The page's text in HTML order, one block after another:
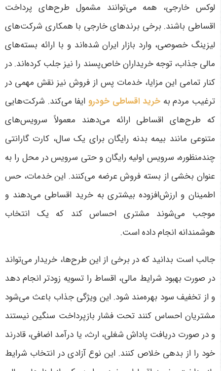
لوکس خارجی، همه می‌توانند مشمول طرح‌های پرداخت
اقساطی باشند. برخی برندهای خارجی با همکاری شرکت‌های
لیزینگ خصوصی، وارد بازار ایران شده‌اند و با ارائه بسته‌های
مالی جذاب، توجه خریداران خاص‌پسند را نیز جلب کرده‌اند. در
کنار تمامی این مزایا، خدمات پس از فروش نیز نقش مهمی در
ترغیب مردم به خرید اقساطی خودرو ایفا می‌کند. شرکت‌هایی
که طرح‌های اقساطی ارائه می‌دهند معمولاً سرویس‌های
متنوعی مانند بیمه بدنه رایگان برای یک سال، کارت گارانتی
چندمنظوره، سرویس اولیه رایگان و حتی سرویس در محل را به
عنوان بخشی از بسته فروش عرضه می‌کنند. این خدمات، حس
اطمینان و ارزش‌افزوده بیشتری به خرید اقساطی می‌دهند و
موجب می‌شوند مشتری احساس کند که یک انتخاب
هوشمندانه انجام داده است.
جالب است بدانید که در برخی از این طرح‌ها، خریدار می‌تواند
در صورت بهبود شرایط مالی، اقساط را تسویه زودتر انجام دهد
و از تخفیف سود بهره‌مند شود. این ویژگی جذاب باعث می‌شود
مشتریان احساس کنند تحت فشار بازپرداخت سنگین نیستند
و در صورت دریافت پاداش شغلی، ارث، یا درآمد اضافی، قادرند
خود را از بدهی خلاص کنند. این نوع آزادی در انتخاب شرایط